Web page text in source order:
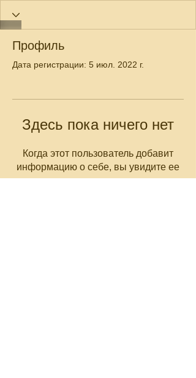
Профиль
Дата регистрации: 5 июл. 2022 г.
Здесь пока ничего нет
Когда этот пользователь добавит
информацию о себе, вы увидите ее
здесь.